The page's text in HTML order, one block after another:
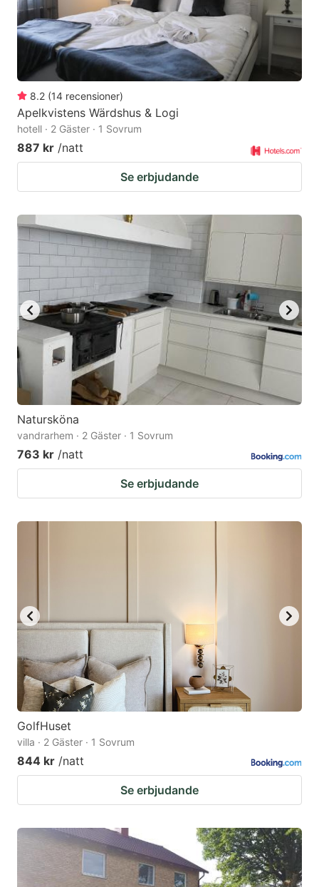
8.2 (14 recensioner)
Apelkvistens Wärdshus & Logi
hotell · 2 Gäster · 1 Sovrum
887 kr /natt
Se erbjudande
Natursköna
vandrarhem · 2 Gäster · 1 Sovrum
763 kr /natt
Se erbjudande
GolfHuset
villa · 2 Gäster · 1 Sovrum
844 kr /natt
Se erbjudande